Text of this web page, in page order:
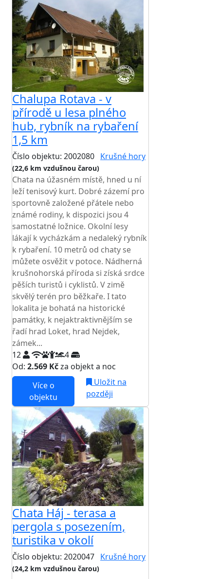
Chalupa Rotava - v
přírodě u lesa plného
hub, rybník na rybaření
1,5 km
Číslo objektu: 2002080 Krušné hory
(22,6 km vzdušnou čarou)
Chata na úžasném místě, hned u ní
leží tenisový kurt. Dobré zázemí pro
sportovně založené přátele nebo
známé rodiny, k dispozici jsou 4
samostatné ložnice. Okolní lesy
lákají k vycházkám a nedaleký rybník
k rybaření. 10 metrů od chaty se
můžete osvěžit v potoce. Nádherná
krušnohorská příroda si získá srdce
pěších turistů i cyklistů. V zimě
skvělý terén pro běžkaře. I tato
lokalita je bohatá na historické
památky, k nejaktraktivnějším se
řadí hrad Loket, hrad Nejdek,
zámek...
12
4
Od: 2.569 Kčza objekt a noc
Více o
objektu
Uložit na
později
Chata Háj - terasa a
pergola s posezením,
turistika v okolí
Číslo objektu: 2020047 Krušné hory
(24,2 km vzdušnou čarou)